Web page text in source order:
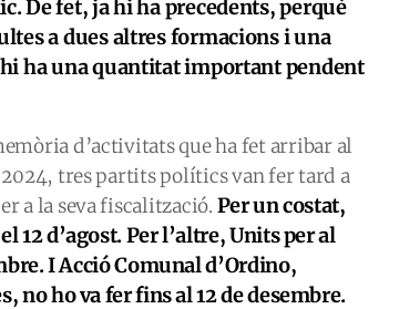
De fet, ja hi ha precedents, perquè
a dues altres formacions i una
ha una quantitat important pendent
d’activitats que ha fet arribar al
2024, tres partits polítics van fer tard a
a la seva fiscalització. Per un costat,
12 d’agost. Per l’altre, Units per al
I Acció Comunal d’Ordino,
no ho va fer fins al 12 de desembre.